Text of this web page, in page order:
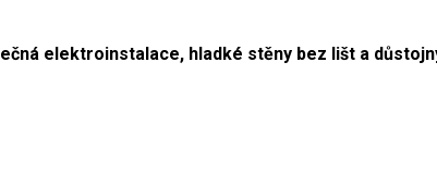
elektroinstalace, hladké stěny bez lišt a